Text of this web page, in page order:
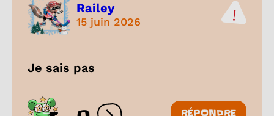
Railey
15 juin 2026
Je sais pas
RÉPONDRE